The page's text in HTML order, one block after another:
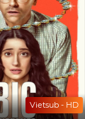
Vietsub - HD